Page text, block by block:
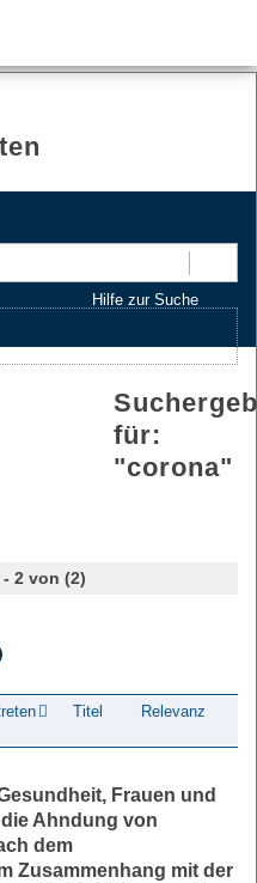
Hilfe zur Suche
für:
"corona"
2 von (2)
Titel Relevanz
Frauen und
Ahndung von
dem
Zusammenhang mit der